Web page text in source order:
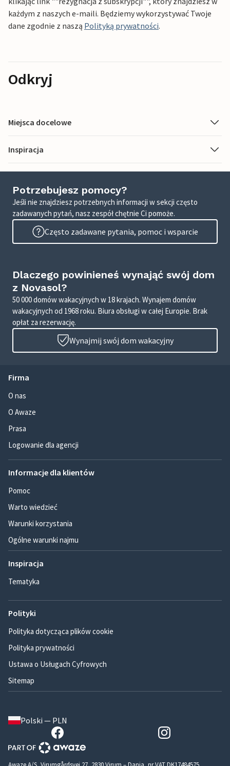
każdym z naszych e-maili. Będziemy wykorzystywać Twoje
dane zgodnie z naszą Polityką prywatności.
Odkryj
Miejsca docelowe
Inspiracja
Potrzebujesz pomocy?
Jeśli nie znajdziesz potrzebnych informacji w sekcji często
zadawanych pytań, nasz zespół chętnie Ci pomoże.
Często zadawane pytania, pomoc i wsparcie
Dlaczego powinieneś wynająć swój dom
z Novasol?
50 000 domów wakacyjnych w 18 krajach. Wynajem domów
wakacyjnych od 1968 roku. Biura obsługi w całej Europie. Brak
opłat za rezerwację.
Wynajmij swój dom wakacyjny
Firma
O nas
O Awaze
Prasa
Logowanie dla agencji
Informacje dla klientów
Pomoc
Warto wiedzieć
Warunki korzystania
Ogólne warunki najmu
Inspiracja
Tematyka
Polityki
Polityka dotycząca plików cookie
Polityka prywatności
Ustawa o Usługach Cyfrowych
Sitemap
Polski — PLN